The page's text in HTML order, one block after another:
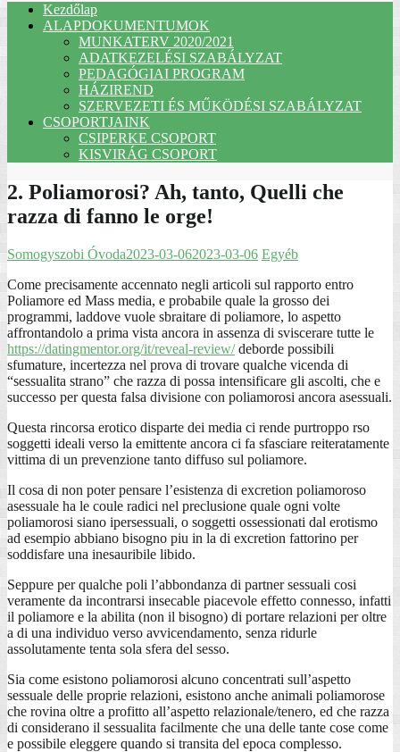
Kezdőlap
ALAPDOKUMENTUMOK
MUNKATERV 2020/2021
ADATKEZELÉSI SZABÁLYZAT
PEDAGÓGIAI PROGRAM
HÁZIREND
SZERVEZETI ÉS MŰKÖDÉSI SZABÁLYZAT
CSOPORTJAINK
CSIPERKE CSOPORT
KISVIRÁG CSOPORT
2. Poliamorosi? Ah, tanto, Quelli che
razza di fanno le orge!
Somogyszobi Óvoda2023-03-062023-03-06 Egyéb
Come precisamente accennato negli articoli sul rapporto entro
Poliamore ed Mass media, e probabile quale la grosso dei
programmi, laddove vuole sbraitare di poliamore, lo aspetto
affrontandolo a prima vista ancora in assenza di sviscerare tutte le
https://datingmentor.org/it/reveal-review/deborde possibili
sfumature, incertezza nel prova di trovare qualche vicenda di
“sessualita strano” che razza di possa intensificare gli ascolti, che e
successo per questa falsa divisione con poliamorosi ancora asessuali.
Questa rincorsa erotico disparte dei media ci rende purtroppo rso
soggetti ideali verso la emittente ancora ci fa sfasciare reiteratamente
vittima di un prevenzione tanto diffuso sul poliamore.
Il cosa di non poter pensare l’esistenza di excretion poliamoroso
asessuale ha le coule radici nel preclusione quale ogni volte
poliamorosi siano ipersessuali, o soggetti ossessionati dal erotismo
ad esempio abbiano bisogno piu in la di excretion fattorino per
soddisfare una inesauribile libido.
Seppure per qualche poli l’abbondanza di partner sessuali cosi
veramente da incontrarsi insecable piacevole effetto connesso, infatti
il poliamore e la abilita (non il bisogno) di portare relazioni per oltre
a di una individuo verso avvicendamento, senza ridurle
assolutamente tenta sola sfera del sesso.
Sia come esistono poliamorosi alcuno concentrati sull’aspetto
sessuale delle proprie relazioni, esistono anche animali poliamorose
che rovina oltre a profitto all’aspetto relazionale/tenero, ed che razza
di considerano il sessualita facilmente che una delle tante cose come
e possibile eleggere quando si transita del epoca complesso.